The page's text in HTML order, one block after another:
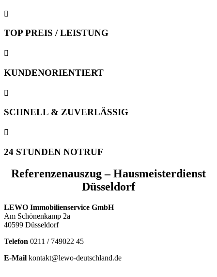

TOP PREIS / LEISTUNG

KUNDENORIENTIERT

SCHNELL & ZUVERLÄSSIG

24 STUNDEN NOTRUF
Referenzenauszug – Hausmeisterdienst
Düsseldorf
LEWO Immobilienservice GmbH
Am Schönenkamp 2a
40599 Düsseldorf
Telefon 0211 / 749022 45
E-Mail kontakt@lewo-deutschland.de